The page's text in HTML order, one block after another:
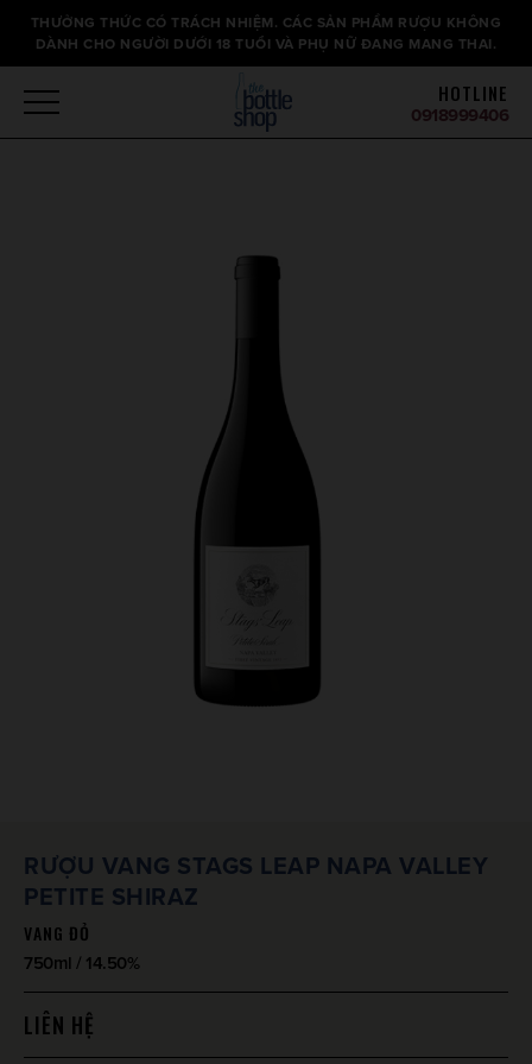
THƯỞNG THỨC CÓ TRÁCH NHIỆM. CÁC SẢN PHẨM RƯỢU KHÔNG
DÀNH CHO NGƯỜI DƯỚI 18 TUỔI VÀ PHỤ NỮ ĐANG MANG THAI.
HOTLINE
0918999406
RƯỢU VANG STAGS LEAP NAPA VALLEY
PETITE SHIRAZ
VANG ĐỎ
750ml / 14.50%
LIÊN HỆ